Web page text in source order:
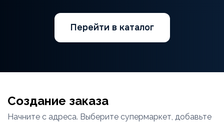
Перейти в каталог
Создание заказа
Начните с адреса. Выберите супермаркет, добавьте